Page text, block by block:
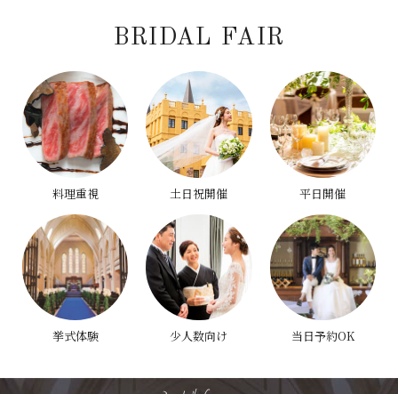
BRIDAL FAIR
料理重視 土日祝開催 平日開催
挙式体験 少人数向け 当日予約OK